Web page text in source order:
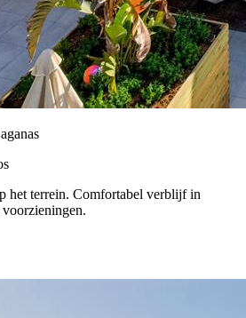
het terrein. Comfortabel verblijf in
voorzieningen.